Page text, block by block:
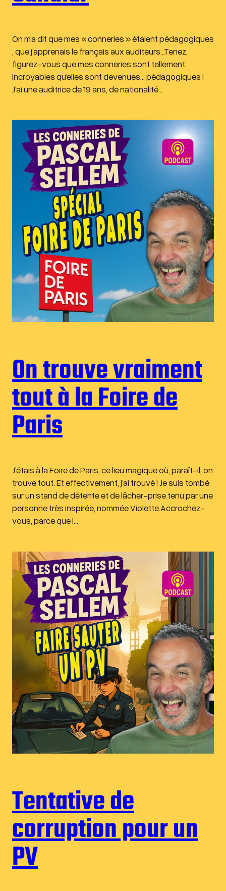
On m’a dit que mes « conneries » étaient pédagogiques
, que j’apprenais le français aux auditeurs…Tenez,
figurez-vous que mes conneries sont tellement
incroyables qu’elles sont devenues… pédagogiques !
J’ai une auditrice de 19 ans, de nationalité…
On trouve vraiment
tout à la Foire de
Paris
J’étais à la Foire de Paris, ce lieu magique où, paraît-il, on
trouve tout. Et effectivement, j’ai trouvé ! Je suis tombé
sur un stand de détente et de lâcher-prise tenu par une
personne très inspirée, nommée Violette.Accrochez-
vous, parce que l…
Tentative de
corruption pour un
PV